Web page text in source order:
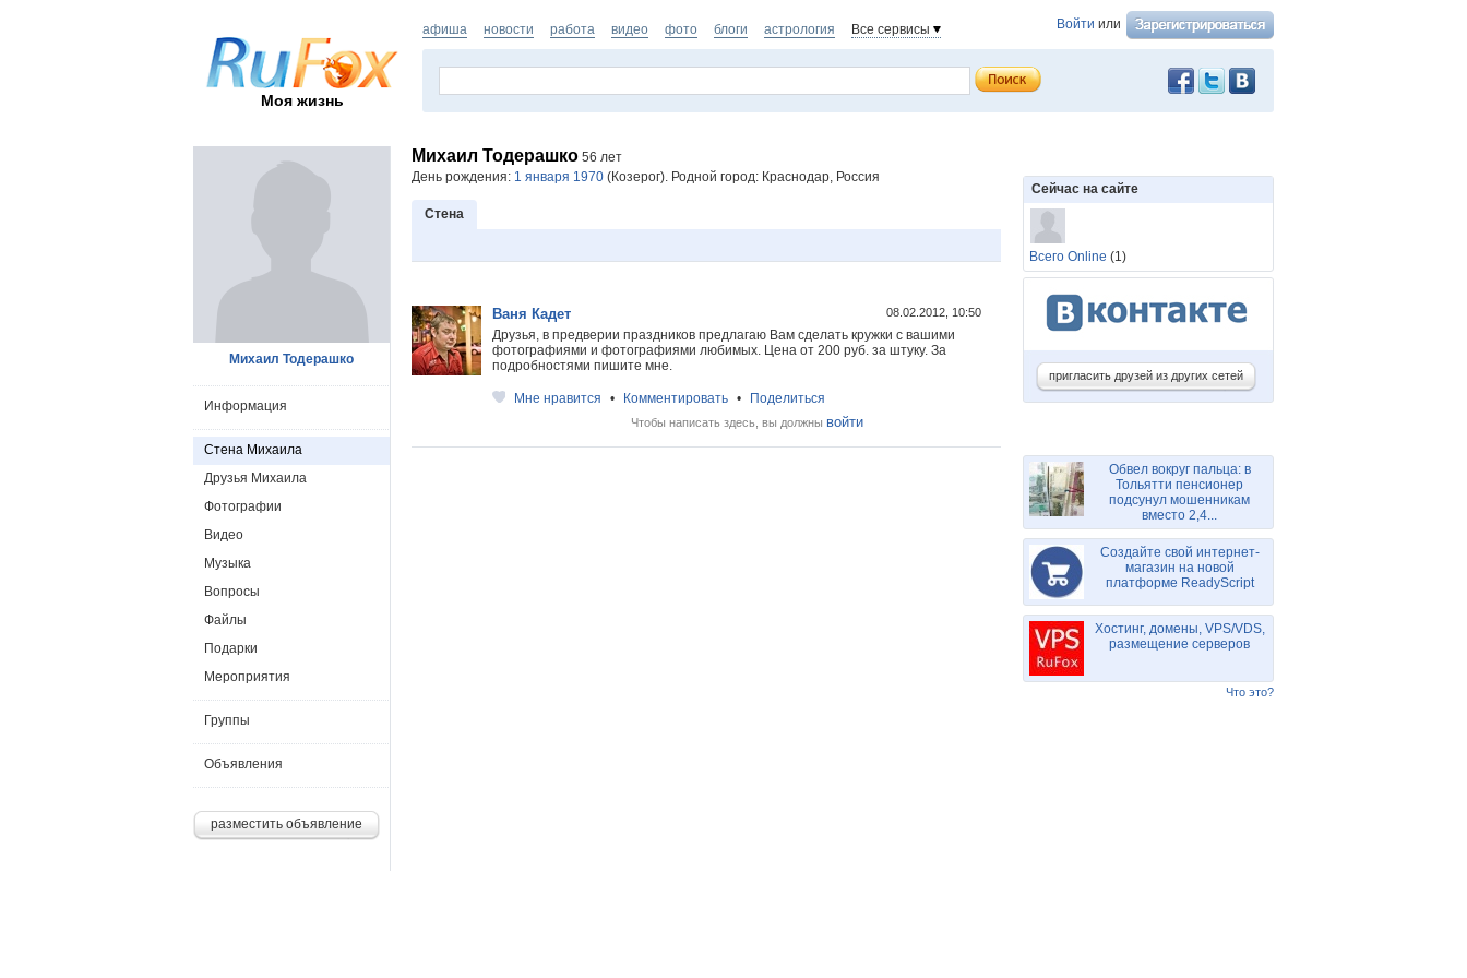
Моя жизнь
Войти или
афиша новости работа видео фото блоги астрология Все сервисы
Михаил Тодерашко 56 лет
День рождения: 1 января 1970 (Козерог). Родной город: Краснодар, Россия
Стена
08.02.2012, 10:50
Ваня Кадет
Друзья, в предверии праздников предлагаю Вам сделать кружки с вашими
фотографиями и фотографиями любимых. Цена от 200 руб. за штуку. За
подробностями пишите мне.
Мне нравится • Комментировать • Поделиться
Чтобы написать здесь, вы должны войти
Михаил Тодерашко
Информация
Стена Михаила
Друзья Михаила
Фотографии
Видео
Музыка
Вопросы
Файлы
Подарки
Мероприятия
Группы
Объявления
разместить объявление
Сейчас на сайте
Всего Online (1)
пригласить друзей из других сетей
Обвел вокруг пальца: в
Тольятти пенсионер
подсунул мошенникам
вместо 2,4...
Создайте свой интернет-
магазин на новой
платформе ReadyScript
Хостинг, домены, VPS/VDS,
размещение серверов
Что это?